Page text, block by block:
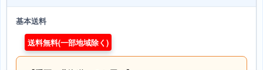
基本送料
送料無料(一部地域除く)